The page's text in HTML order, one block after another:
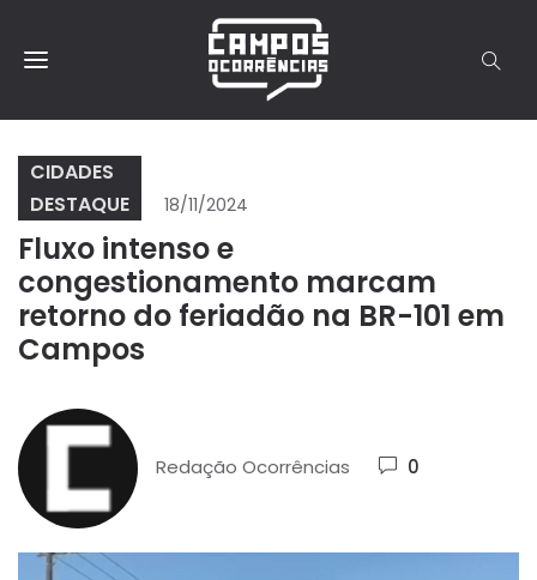
CIDADES
DESTAQUE
18/11/2024
Fluxo intenso e
congestionamento marcam
retorno do feriadão na BR-101 em
Campos
Redação Ocorrências 0